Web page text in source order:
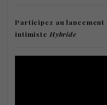
Participez au lancement
intimiste Hybride